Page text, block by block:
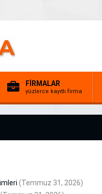
FİRMALAR
yüzlerce kayıtlı firma
(Temmuz 31, 2026)